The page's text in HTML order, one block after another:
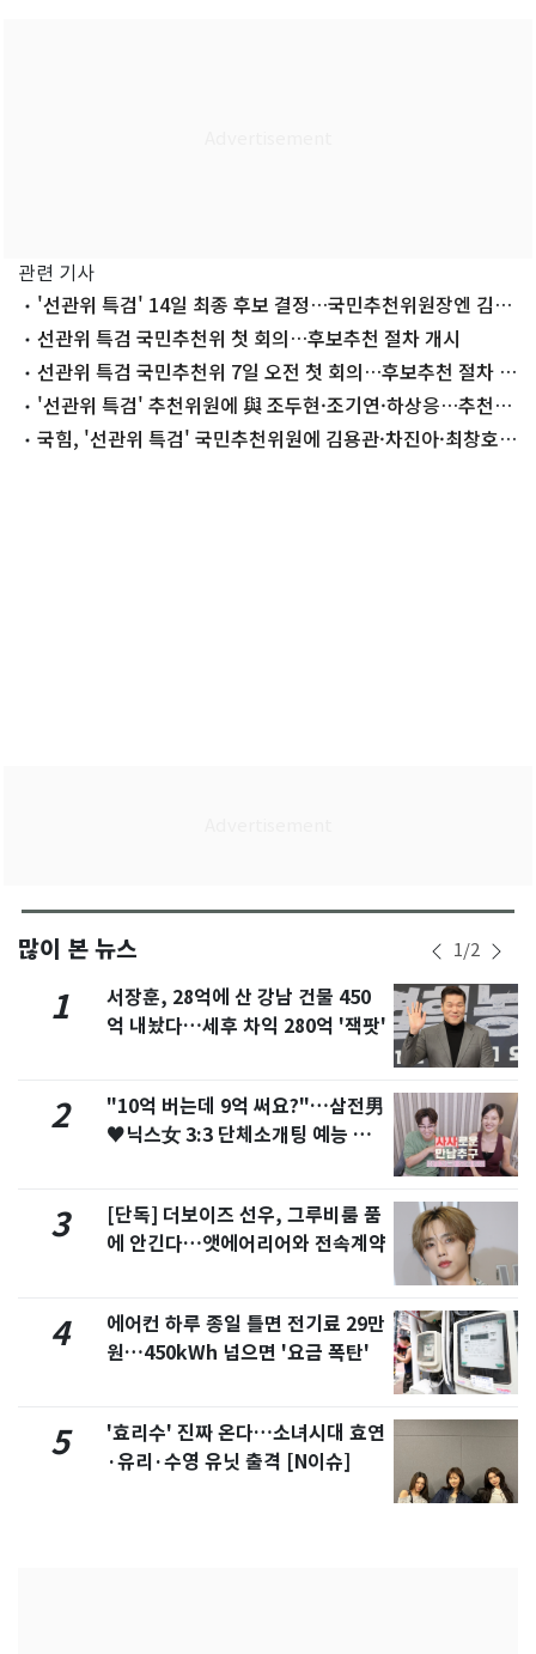
관련 기사
'선관위 특검' 14일 최종 후보 결정…국민추천위원장엔 김용
관 선관위 특검 국민추천위 첫 회의…후보추천 절차 개시
선관위 특검 국민추천위 7일 오전 첫 회의…후보추천 절차 착
수 '선관위 특검' 추천위원에 與 조두현·조기연·하상응…추천
위 구성 완료(종합)
국힘, '선관위 특검' 국민추천위원에 김용관·차진아·최창호
많이 본 뉴스 1/2
1
서장훈, 28억에 산 강남 건물 450
억 내놨다…세후 차익 280억 '잭팟'
2
"10억 버는데 9억 써요?"…삼전男
♥닉스女 3:3 단체소개팅 예능 화
3
[단독] 더보이즈 선우, 그루비룸 품
에 안긴다…앳에어리어와 전속계약
4
에어컨 하루 종일 틀면 전기료 29만
원…450kWh 넘으면 '요금 폭탄'
5
'효리수' 진짜 온다…소녀시대 효연
·유리·수영 유닛 출격 [N이슈]